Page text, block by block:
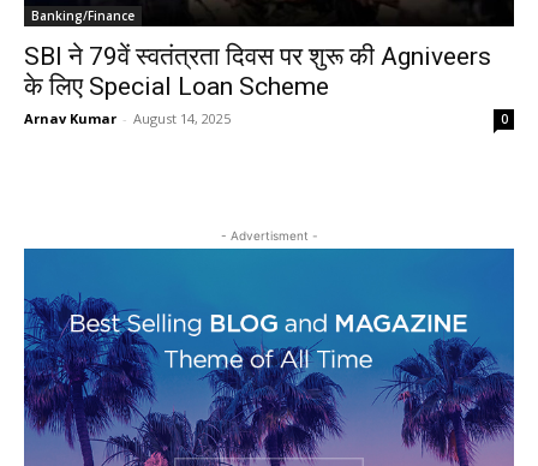
Banking/Finance
SBI ने 79वें स्वतंत्रता दिवस पर शुरू की Agniveers
के लिए Special Loan Scheme
Arnav Kumar - August 14, 2025 0
- Advertisment -